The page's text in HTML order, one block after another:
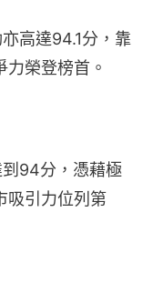
高達94.1分，靠
榮登榜首。
94分，憑藉極
吸引力位列第